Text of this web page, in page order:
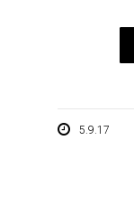
5.9.17